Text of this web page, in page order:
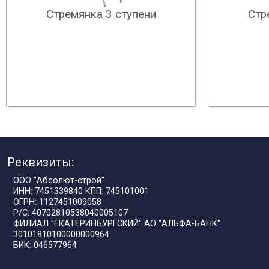
Стремянка 3 ступени
Реквизиты:
ООО "Абсолют-строй"
ИНН: 7451339840 КПП: 745101001
ОГРН: 1127451009058
Р/С: 40702810538040005107
ФИЛИАЛ "ЕКАТЕРИНБУРГСКИЙ" АО "АЛЬФА-БАНК"
30101810100000000964
БИК: 046577964